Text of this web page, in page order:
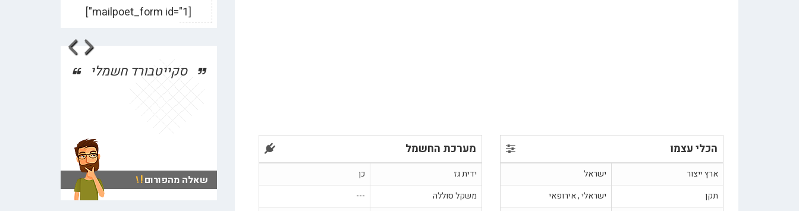
הכלי עצמו
ארץ ייצור
ישראל
תקן
ישראלי , אירופאי
מערכת החשמל
ידית גז
כן
משקל סוללה
---
[mailpoet_form id="1"]
Next
שאלה על אופני טייגר
שאלה מהפורום!
!